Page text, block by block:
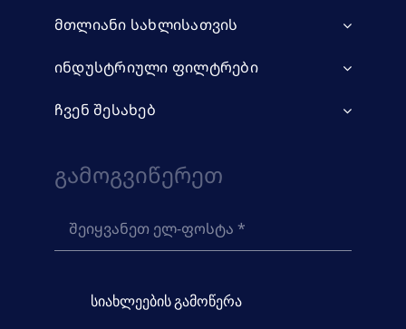
მთლიანი სახლისათვის
ინდუსტრიული ფილტრები
ჩვენ შესახებ
Გამოგვიწერეთ
სიახლეების გამოწერა